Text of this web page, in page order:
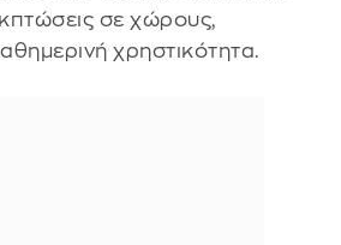
σε χώρους,
χρηστικότητα.